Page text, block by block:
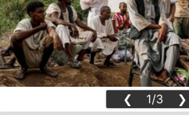
❮ 1/3 ❯